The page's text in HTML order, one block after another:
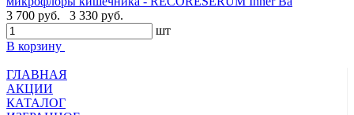
3 700 руб.
3 330 руб.
шт
В корзину
ГЛАВНАЯ
АКЦИИ
КАТАЛОГ